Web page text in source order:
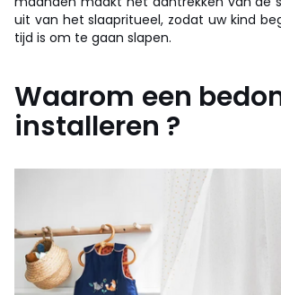
uit van het slaapritueel, zodat uw kind
tijd is om te gaan slapen.
Waarom een
installeren ?